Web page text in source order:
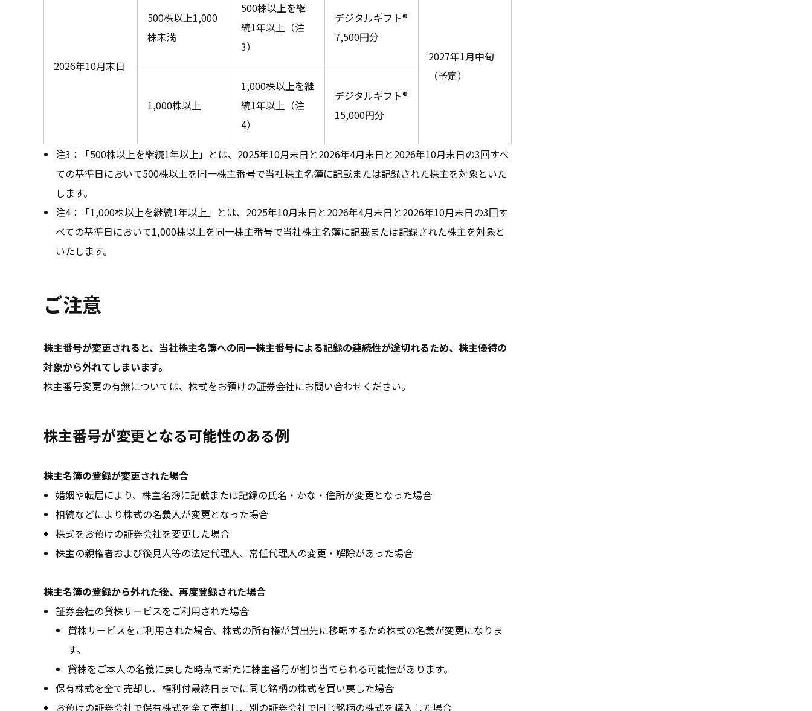
2026年10月末日
500株以上1,000
株未満
500株以上を継
続1年以上（注
3）
デジタルギフト®
7,500円分
2027年1月中旬
（予定）
1,000株以上
1,000株以上を継
続1年以上（注
4）
デジタルギフト®
15,000円分
注3：「500株以上を継続1年以上」とは、2025年10月末日と2026年4月末日と2026年10月末日の3回すべ
ての基準日において500株以上を同一株主番号で当社株主名簿に記載または記録された株主を対象といた
します。
注4：「1,000株以上を継続1年以上」とは、2025年10月末日と2026年4月末日と2026年10月末日の3回す
べての基準日において1,000株以上を同一株主番号で当社株主名簿に記載または記録された株主を対象と
いたします。
ご注意
株主番号が変更されると、当社株主名簿への同一株主番号による記録の連続性が途切れるため、株主優待の
対象から外れてしまいます。
株主番号変更の有無については、株式をお預けの証券会社にお問い合わせください。
株主番号が変更となる可能性のある例
株主名簿の登録が変更された場合
婚姻や転居により、株主名簿に記載または記録の氏名・かな・住所が変更となった場合
相続などにより株式の名義人が変更となった場合
株式をお預けの証券会社を変更した場合
株主の親権者および後見人等の法定代理人、常任代理人の変更・解除があった場合
株主名簿の登録から外れた後、再度登録された場合
証券会社の貸株サービスをご利用された場合
貸株サービスをご利用された場合、株式の所有権が貸出先に移転するため株式の名義が変更になりま
す。
貸株をご本人の名義に戻した時点で新たに株主番号が割り当てられる可能性があります。
保有株式を全て売却し、権利付最終日までに同じ銘柄の株式を買い戻した場合
お預けの証券会社で保有株式を全て売却し、別の証券会社で同じ銘柄の株式を購入した場合